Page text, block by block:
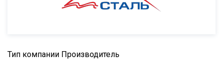
Тип компании Производитель